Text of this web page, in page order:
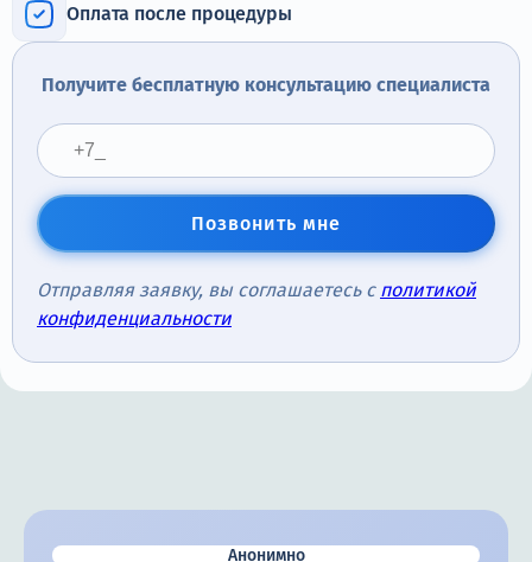
+7 (905) 483-87-88
Москва, 1-й Новокузнецкий переулок, 10с1
Оплата после процедуры
Получите бесплатную консультацию специалиста
Позвонить мне
Отправляя заявку, вы соглашаетесь с политикой
конфиденциальности
Анонимно